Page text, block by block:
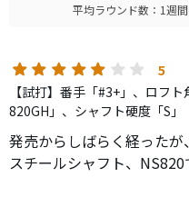
ｙ先でグリーン着弾する
分で、180ｙ超えのグリー
クラブの優しさの意味が
ませんが、UTで左に引っ
か？
平均ラウンド数：1週
5
【試打】番手「#3+」、ロフ
820GH」、シャフト硬度「S」
発売からしばらく経ったが
スチールシャフト、NS820